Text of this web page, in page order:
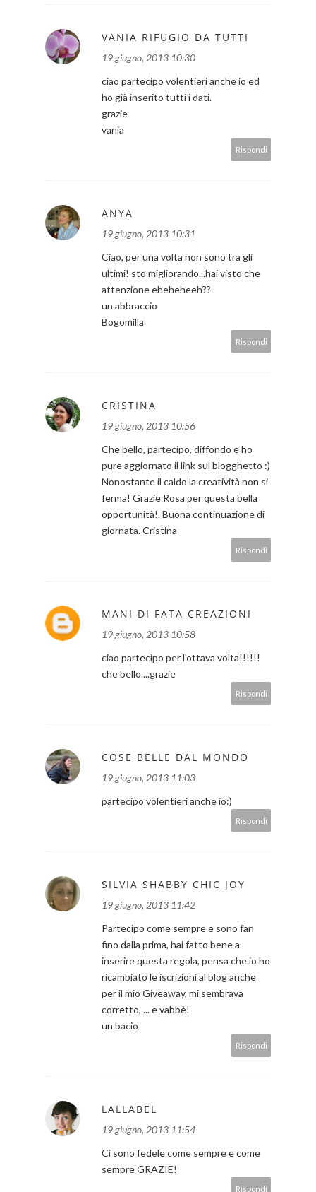
VANIA RIFUGIO DA TUTTI
19 giugno, 2013 10:30
ciao partecipo volentieri anche io ed
ho già inserito tutti i dati.
grazie
vania
Rispondi
ANYA
19 giugno, 2013 10:31
Ciao, per una volta non sono tra gli
ultimi! sto migliorando...hai visto che
attenzione eheheheeh??
un abbraccio
Bogomilla
Rispondi
CRISTINA
19 giugno, 2013 10:56
Che bello, partecipo, diffondo e ho
pure aggiornato il link sul blogghetto :)
Nonostante il caldo la creatività non si
ferma! Grazie Rosa per questa bella
opportunità!. Buona continuazione di
giornata. Cristina
Rispondi
MANI DI FATA CREAZIONI
19 giugno, 2013 10:58
ciao partecipo per l'ottava volta!!!!!!
che bello....grazie
Rispondi
COSE BELLE DAL MONDO
19 giugno, 2013 11:03
partecipo volentieri anche io:)
Rispondi
SILVIA SHABBY CHIC JOY
19 giugno, 2013 11:42
Partecipo come sempre e sono fan
fino dalla prima, hai fatto bene a
inserire questa regola, pensa che io ho
ricambiato le iscrizioni al blog anche
per il mio Giveaway, mi sembrava
corretto, ... e vabbè!
un bacio
Rispondi
LALLABEL
19 giugno, 2013 11:54
Ci sono fedele come sempre e come
sempre GRAZIE!
Rispondi